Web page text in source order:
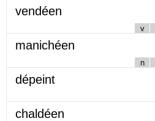
vendéen
v
manichéen
n
dépeint
chaldéen